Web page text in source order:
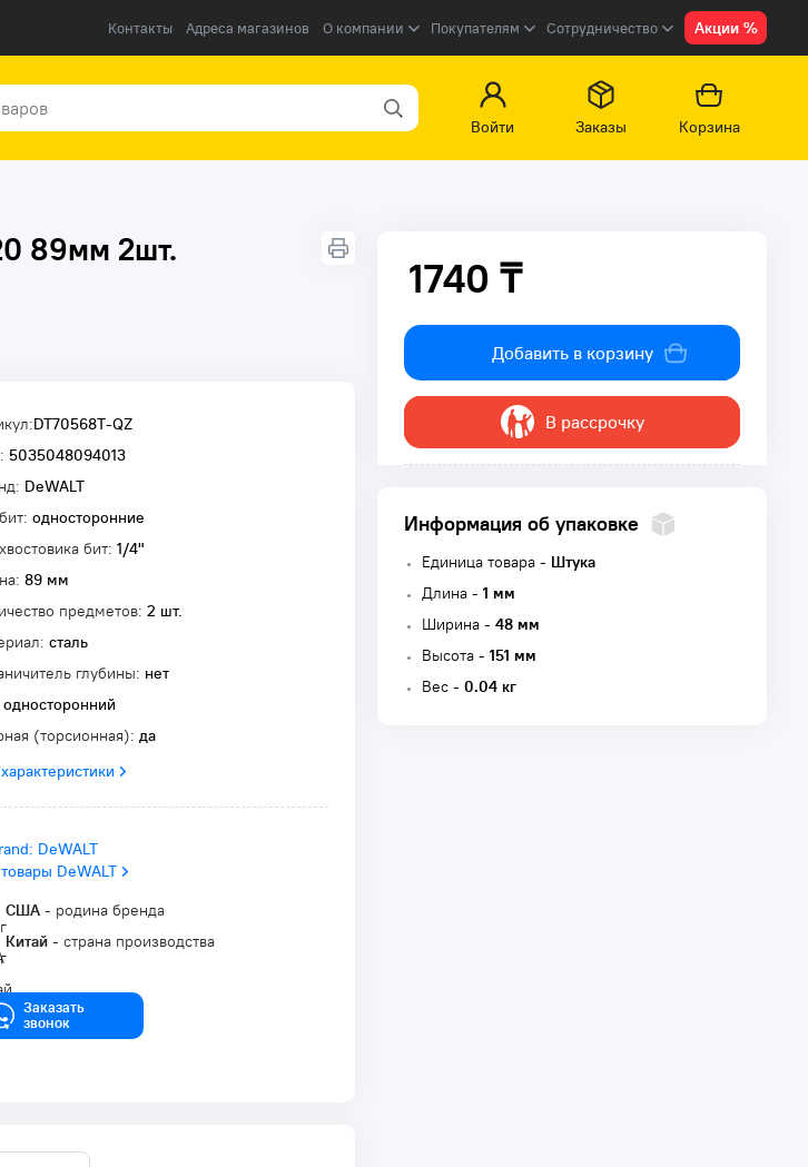
Контакты Адреса магазинов О компании Покупателям Сотрудничество Акции %
Войти
Заказы Корзина
89мм 2шт.
DT70568T-QZ
5035048094013
DeWALT
односторонние
бит: 1/4"
89 мм
предметов: 2 шт.
сталь
глубины: нет
односторонний
(торсионная): да
DeWALT
США - родина бренда
Китай - страна производства
Заказать
звонок
1740 ₸
1740 ₸
Добавить в корзину
В рассрочку
Информация об упаковке
Единица товара - Штука
Длина - 1 мм
Ширина - 48 мм
Высота - 151 мм
Вес - 0.04 кг